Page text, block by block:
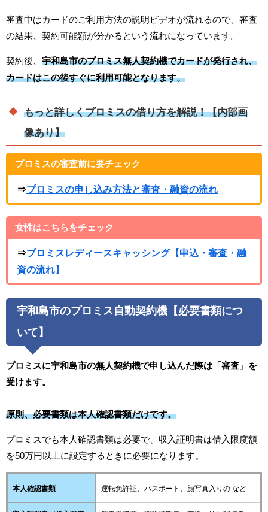
審査中はカードのご利用方法の説明ビデオが流れるので、審査
の結果、契約可能額が分かるという流れになっています。
契約後、 宇和島市のプロミス無人契約機でカードが発行され、
カードはこの後すぐに利用可能となります。
もっと詳しくプロミスの借り方を解説！【内部画
像あり】
プロミスの審査前に要チェック
⇒プロミスの申し込み方法と審査・融資の流れ
女性はこちらをチェック
⇒プロミスレディースキャッシング【申込・審査・融
資の流れ】
宇和島市のプロミス自動契約機【必要書類につ
いて】
プロミスに宇和島市の無人契約機で申し込んだ際は「審査」を
受けます。
原則、必要書類は本人確認書類だけです。
プロミスでも本人確認書類は必要で、収入証明書は借入限度額
を50万円以上に設定するときに必要になります。
本人確認書類 運転免許証、パスポート、顔写真入りの など